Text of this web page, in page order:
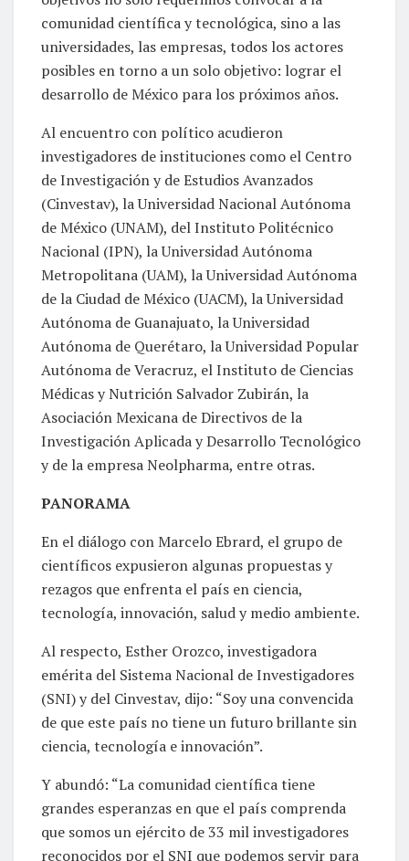
comunidad científica y tecnológica, sino a las
universidades, las empresas, todos los actores
posibles en torno a un solo objetivo: lograr el
desarrollo de México para los próximos años.
Al encuentro con político acudieron
investigadores de instituciones como el Centro
de Investigación y de Estudios Avanzados
(Cinvestav), la Universidad Nacional Autónoma
de México (UNAM), del Instituto Politécnico
Nacional (IPN), la Universidad Autónoma
Metropolitana (UAM), la Universidad Autónoma
de la Ciudad de México (UACM), la Universidad
Autónoma de Guanajuato, la Universidad
Autónoma de Querétaro, la Universidad Popular
Autónoma de Veracruz, el Instituto de Ciencias
Médicas y Nutrición Salvador Zubirán, la
Asociación Mexicana de Directivos de la
Investigación Aplicada y Desarrollo Tecnológico
y de la empresa Neolpharma, entre otras.
PANORAMA
En el diálogo con Marcelo Ebrard, el grupo de
científicos expusieron algunas propuestas y
rezagos que enfrenta el país en ciencia,
tecnología, innovación, salud y medio ambiente.
Al respecto, Esther Orozco, investigadora
emérita del Sistema Nacional de Investigadores
(SNI) y del Cinvestav, dijo: “Soy una convencida
de que este país no tiene un futuro brillante sin
ciencia, tecnología e innovación”.
Y abundó: “La comunidad científica tiene
grandes esperanzas en que el país comprenda
que somos un ejército de 33 mil investigadores
reconocidos por el SNI que podemos servir para